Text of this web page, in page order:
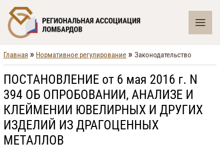
Главная » Нормативное регулирование » Законодательство
ПОСТАНОВЛЕНИЕ от 6 мая 2016 г. N
394 ОБ ОПРОБОВАНИИ, АНАЛИЗЕ И
КЛЕЙМЕНИИ ЮВЕЛИРНЫХ И ДРУГИХ
ИЗДЕЛИЙ ИЗ ДРАГОЦЕННЫХ
МЕТАЛЛОВ